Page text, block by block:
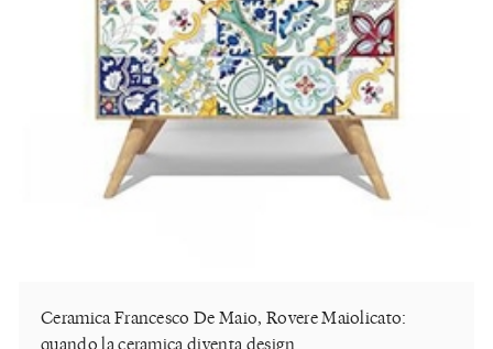
Ceramica Francesco De Maio, Rovere Maiolicato:
quando la ceramica diventa design